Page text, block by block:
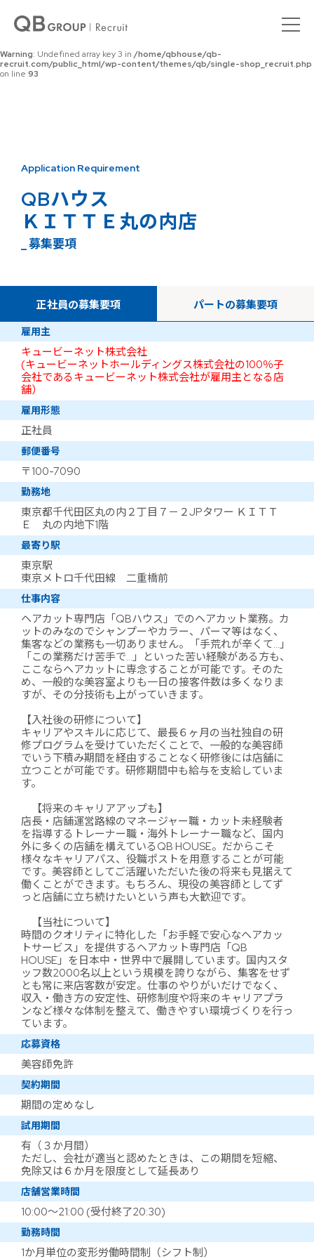
Warning : Undefined array key 0 in
recruit.com/public_html/wp-content/themes/qb/single-shop_recruit.php
on line92
Warning: Undefined array key 3 in /home/qbhouse/qb-
recruit.com/public_html/wp-content/themes/qb/single-shop_recruit.php
on line 93
Application Requirement
QBハウス
ＫＩＴＴＥ丸の内店
_ 募集要項
正社員の募集要項 パートの募集要項
雇用主
キュービーネット株式会社
(キュービーネットホールディングス株式会社の100％子
会社であるキュービーネット株式会社が雇用主となる店
舗）
雇用形態
正社員
郵便番号
〒100-7090
勤務地
東京都千代田区丸の内２丁目７－２JPタワー ＫＩＴＴ
Ｅ 丸の内地下1階
最寄り駅
東京駅
東京メトロ千代田線 二重橋前
仕事内容
ヘアカット専門店「QBハウス」でのヘアカット業務。カ
ットのみなのでシャンプーやカラー、パーマ等はなく、
集客などの業務も一切ありません。「手荒れが辛くて…」
「この業務だけ苦手で…」といった苦い経験がある方も、
ここならヘアカットに専念することが可能です。そのた
め、一般的な美容室よりも一日の接客件数は多くなりま
すが、その分技術も上がっていきます。
【入社後の研修について】
キャリアやスキルに応じて、最長６ヶ月の当社独自の研
修プログラムを受けていただくことで、一般的な美容師
でいう下積み期間を経由することなく研修後には店舗に
立つことが可能です。研修期間中も給与を支給していま
す。
【将来のキャリアアップも】
店長・店舗運営路線のマネージャー職・カット未経験者
を指導するトレーナー職・海外トレーナー職など、国内
外に多くの店舗を構えているQB HOUSE。だからこそ
様々なキャリアパス、役職ポストを用意することが可能
です。美容師としてご活躍いただいた後の将来も見据えて
働くことができます。もちろん、現役の美容師としてず
っと店舗に立ち続けたいという声も大歓迎です。
【当社について】
時間のクオリティに特化した「お手軽で安心なヘアカッ
トサービス」を提供するヘアカット専門店「QB
HOUSE」を日本中・世界中で展開しています。国内スタ
ッフ数2000名以上という規模を誇りながら、集客をせず
とも常に来店客数が安定。仕事のやりがいだけでなく、
収入・働き方の安定性、研修制度や将来のキャリアプラ
ンなど様々な体制を整えて、働きやすい環境づくりを行っ
ています。
応募資格
美容師免許
契約期間
期間の定めなし
試用期間
有（３か月間）
ただし、会社が適当と認めたときは、この期間を短縮、
免除又は６か月を限度として延長あり
店舗営業時間
10:00～21:00 (受付終了20:30)
勤務時間
1か月単位の変形労働時間制（シフト制）